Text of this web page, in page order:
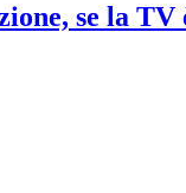
se la